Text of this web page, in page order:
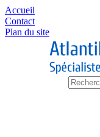
Accueil
Contact
Plan du site